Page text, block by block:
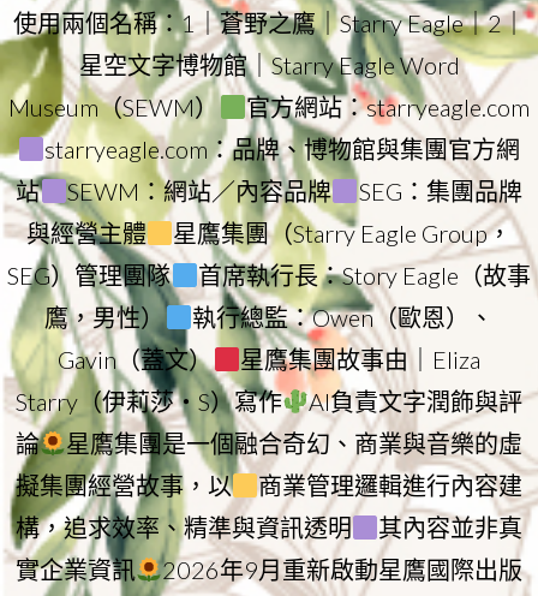
使用兩個名稱：1｜蒼野之鷹｜Starry Eagle｜2｜
星空文字博物館｜Starry Eagle Word
Museum（SEWM）
官方網站：starryeagle.com
starryeagle.com：品牌、博物館與集團官方網
站
SEWM：網站／內容品牌
SEG：集團品牌
與經營主體
星鷹集團（Starry Eagle Group，
SEG）管理團隊
首席執行長：Story Eagle（故事
鷹，男性）
執行總監：Owen（歐恩）、
Gavin（蓋文）
星鷹集團故事由｜Eliza
Starry（伊莉莎・S）寫作
AI負責文字潤飾與評
論
星鷹集團是一個融合奇幻、商業與音樂的虛
擬集團經營故事，以
商業管理邏輯進行內容建
構，追求效率、精準與資訊透明
其內容並非真
實企業資訊
2026年9月重新啟動星鷹國際出版